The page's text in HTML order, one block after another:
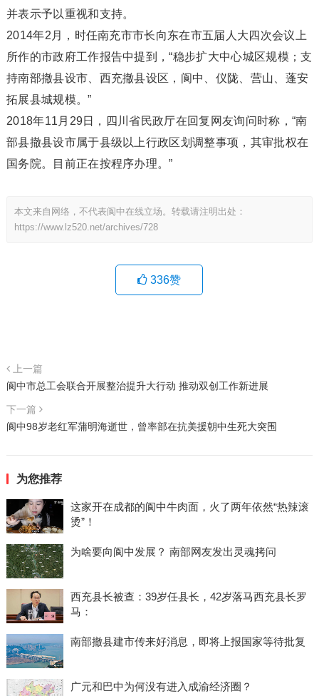
并表示予以重视和支持。
2014年2月，时任南充市市长向东在市五届人大四次会议上
所作的市政府工作报告中提到，“稳步扩大中心城区规模；支
持南部撤县设市、西充撤县设区，阆中、仪陇、营山、蓬安
拓展县城规模。”
2018年11月29日，四川省民政厅在回复网友询问时称，“南
部县撤县设市属于县级以上行政区划调整事项，其审批权在
国务院。目前正在按程序办理。”
本文来自网络，不代表阆中在线立场。转载请注明出处：
https://www.lz520.net/archives/728
336赞
上一篇
阆中市总工会联合开展整治提升大行动 推动双创工作新进展
下一篇
阆中98岁老红军蒲明海逝世，曾率部在抗美援朝中生死大突围
为您推荐
这家开在成都的阆中牛肉面，火了两年依然“热辣滚
烫”！
为啥要向阆中发展？ 南部网友发出灵魂拷问
西充县长被查：39岁任县长，42岁落马西充县长罗
马：
南部撤县建市传来好消息，即将上报国家等待批复
广元和巴中为何没有进入成渝经济圈？